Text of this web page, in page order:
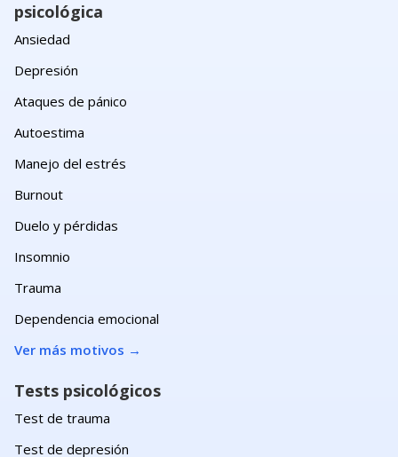
psicológica
Ansiedad
Depresión
Ataques de pánico
Autoestima
Manejo del estrés
Burnout
Duelo y pérdidas
Insomnio
Trauma
Dependencia emocional
Ver más motivos →
Tests psicológicos
Test de trauma
Test de depresión